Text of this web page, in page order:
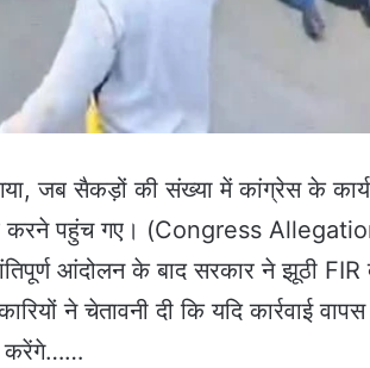
जब सैकड़ों की संख्या में कांग्रेस के
करने पहुंच गए। (Congress
आंदोलन के बाद सरकार ने झूठी FIR
ने चेतावनी दी कि यदि कार्रवाई वापस